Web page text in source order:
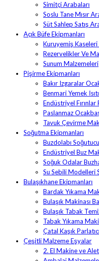
Simitçi Arabaları
Soslu Tane Mısır
Süt Sahlep Satış
Açık Büfe Ekipmanları
Kuruyemiş Kaseleri
Rezervelikler Ve
Sunum Malzemeleri
Pişirme Ekipmanları
Bakır Izgaralar
Benmari Yemek
Endüstriyel
Paslanmaz
Tavuk Çevirme
Soğutma Ekipmanları
Buzdolabı
Endüstriyel Buz
Soğuk Odalar
Su Sebili Modelleri
Bulaşıkhane Ekipmanları
Bardak Yıkama
Bulaşık Makinası
Bulaşık Tabak
Tabak Yıkama
Çatal Kaşık
Çeşitli Malzeme Eşyalar
2. El Makine ve